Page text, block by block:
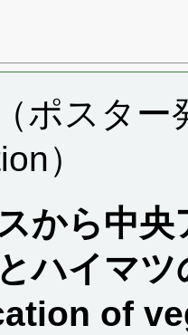
ポスタ
）
から中
ハイマ
of